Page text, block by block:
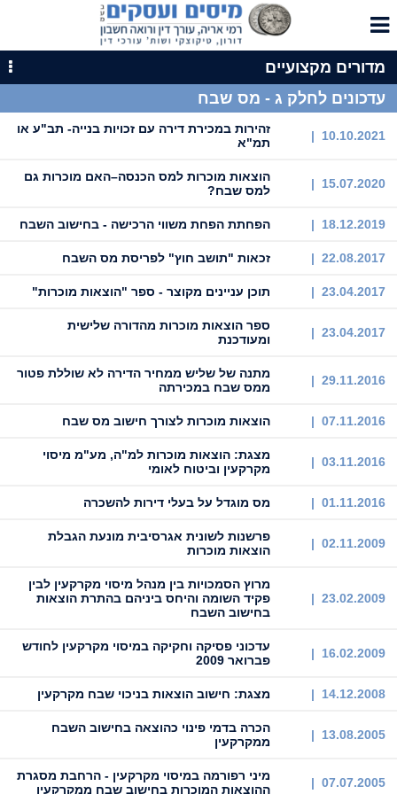
מדורים מקצועיים
עדכונים לחלק ג - מס שבח
10.10.2021 |
זהירות במכירת דירה עם זכויות בנייה- תב"ע או
תמ"א
15.07.2020 |
הוצאות מוכרות למס הכנסה–האם מוכרות גם
למס שבח?
18.12.2019 | הפחתת הפחת משווי הרכישה - בחישוב השבח
22.08.2017 | זכאות "תושב חוץ" לפריסת מס השבח
23.04.2017 | תוכן עניינים מקוצר - ספר "הוצאות מוכרות"
23.04.2017 |
ספר הוצאות מוכרות מהדורה שלישית
ומעודכנת
29.11.2016 |
מתנה של שליש ממחיר הדירה לא שוללת פטור
ממס שבח במכירתה
07.11.2016 | הוצאות מוכרות לצורך חישוב מס שבח
03.11.2016 |
מצגת: הוצאות מוכרות למ"ה, מע"מ מיסוי
מקרקעין וביטוח לאומי
01.11.2016 | מס מוגדל על בעלי דירות להשכרה
02.11.2009 |
פרשנות לשונית אגרסיבית מונעת הגבלת
הוצאות מוכרות
23.02.2009 |
מרוץ הסמכויות בין מנהל מיסוי מקרקעין לבין
פקיד השומה והיחס ביניהם בהתרת הוצאות
בחישוב השבח
16.02.2009 |
עדכוני פסיקה וחקיקה במיסוי מקרקעין לחודש
פברואר 2009
14.12.2008 | מצגת: חישוב הוצאות בניכוי שבח מקרקעין
13.08.2005 |
הכרה בדמי פינוי כהוצאה בחישוב השבח
ממקרקעין
07.07.2005 |
מיני רפורמה במיסוי מקרקעין - הרחבת מסגרת
ההוצאות המוכרות בחישוב שבח ממקרקעין